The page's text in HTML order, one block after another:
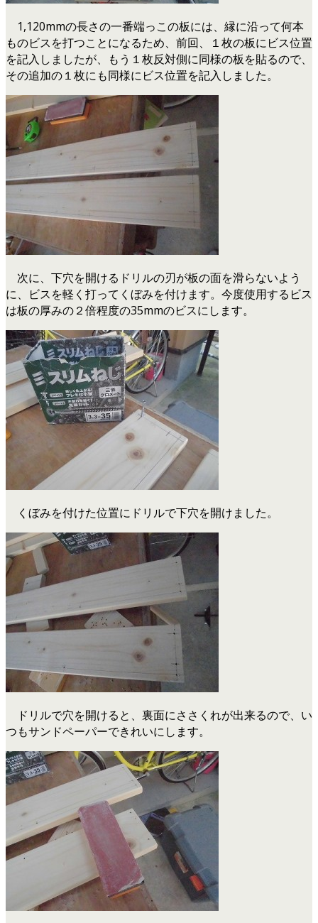
1,120mmの長さの一番端っこの板には、縁に沿って何本
ものビスを打つことになるため、前回、１枚の板にビス位置
を記入しましたが、もう１枚反対側に同様の板を貼るので、
その追加の１枚にも同様にビス位置を記入しました。
次に、下穴を開けるドリルの刃が板の面を滑らないよう
に、ビスを軽く打ってくぼみを付けます。今度使用するビス
は板の厚みの２倍程度の35mmのビスにします。
くぼみを付けた位置にドリルで下穴を開けました。
ドリルで穴を開けると、裏面にささくれが出来るので、い
つもサンドペーパーできれいにします。